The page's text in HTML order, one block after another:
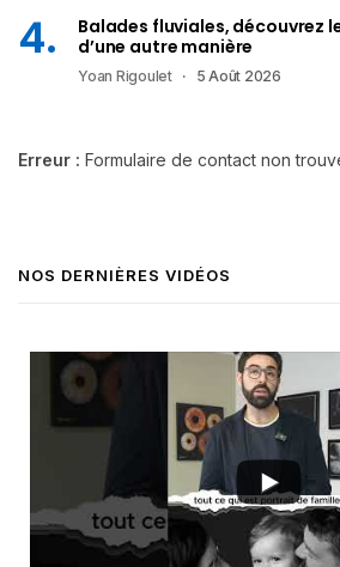
Balades fluviales, découvrez
d’une autre manière
Yoan Rigoulet 5 Août 2026
Erreur : Formulaire de contact non
NOS DERNIÈRES VIDÉOS